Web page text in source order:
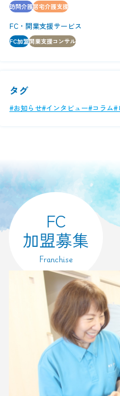
訪問介護居宅介護支援
FC・開業支援サービス
FC加盟開業支援コンサル
タグ
#お知らせ#インタビュー#コラム#
FC
加盟募集
Franchise